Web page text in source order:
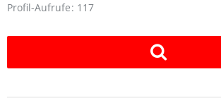
Profil-Aufrufe 117